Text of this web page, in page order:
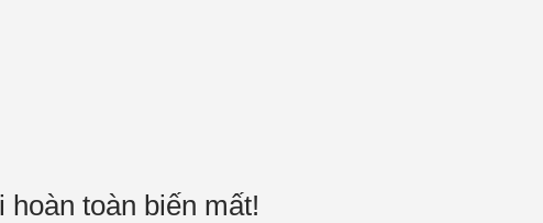
toàn biến mất!